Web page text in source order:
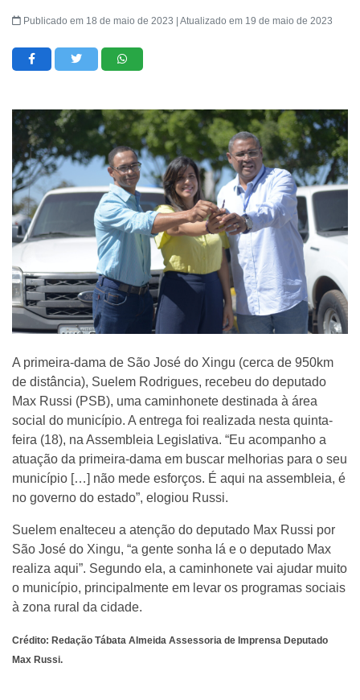
Publicado em 18 de maio de 2023 | Atualizado em 19 de maio de 2023
A primeira-dama de São José do Xingu (cerca de 950km
de distância), Suelem Rodrigues, recebeu do deputado
Max Russi (PSB), uma caminhonete destinada à área
social do município. A entrega foi realizada nesta quinta-
feira (18), na Assembleia Legislativa. “Eu acompanho a
atuação da primeira-dama em buscar melhorias para o seu
município […] não mede esforços. É aqui na assembleia, é
no governo do estado”, elogiou Russi.
Suelem enalteceu a atenção do deputado Max Russi por
São José do Xingu, “a gente sonha lá e o deputado Max
realiza aqui”. Segundo ela, a caminhonete vai ajudar muito
o município, principalmente em levar os programas sociais
à zona rural da cidade.
Crédito: Redação Tábata Almeida Assessoria de Imprensa Deputado
Max Russi.